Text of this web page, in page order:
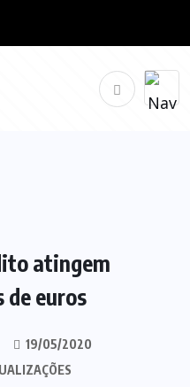
atingem
de euros
19/05/2020